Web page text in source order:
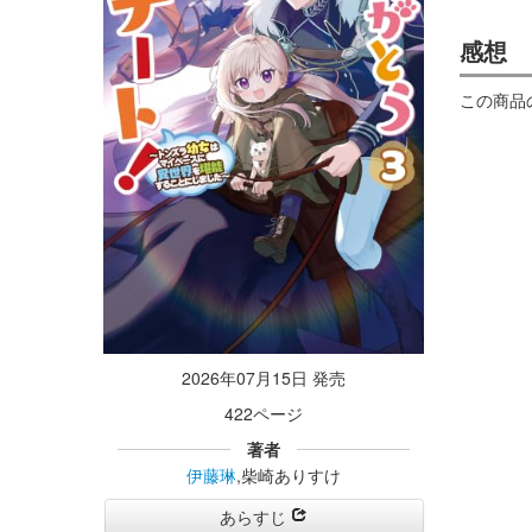
2026年07月15日 発売
422ページ
著者
伊藤琳,柴崎ありすけ
あらすじ
感想
この商品